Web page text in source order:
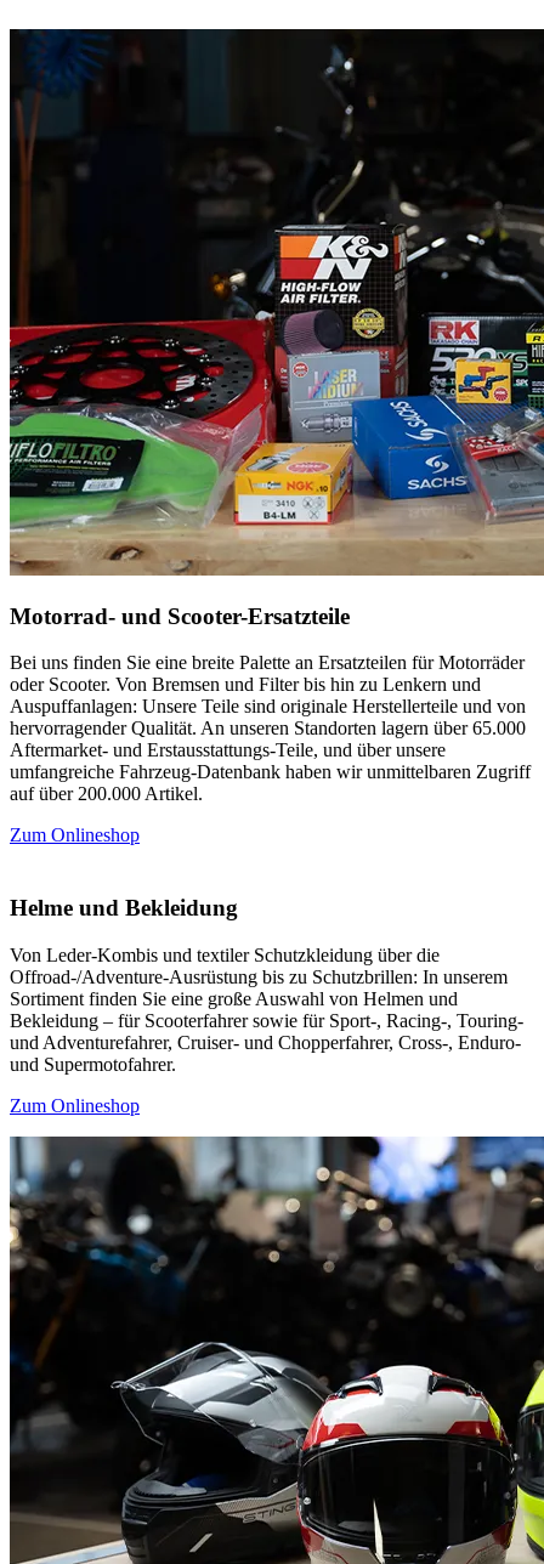
Motorrad- und Scooter-Ersatzteile
Bei uns finden Sie eine breite Palette an Ersatzteilen für Motorräder
oder Scooter. Von Bremsen und Filter bis hin zu Lenkern und
Auspuffanlagen: Unsere Teile sind originale Herstellerteile und von
hervorragender Qualität. An unseren Standorten lagern über 65.000
Aftermarket- und Erstausstattungs-Teile, und über unsere
umfangreiche Fahrzeug-Datenbank haben wir unmittelbaren Zugriff
auf über 200.000 Artikel.
Zum Onlineshop
Helme und Bekleidung
Von Leder-Kombis und textiler Schutzkleidung über die
Offroad-/Adventure-Ausrüstung bis zu Schutzbrillen: In unserem
Sortiment finden Sie eine große Auswahl von Helmen und
Bekleidung – für Scooterfahrer sowie für Sport-, Racing-, Touring-
und Adventurefahrer, Cruiser- und Chopperfahrer, Cross-, Enduro-
und Supermotofahrer.
Zum Onlineshop